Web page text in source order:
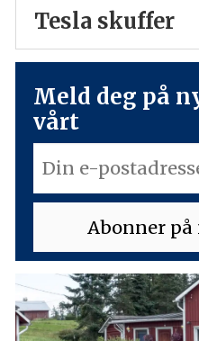
Tesla skuffer
Meld deg på
vårt